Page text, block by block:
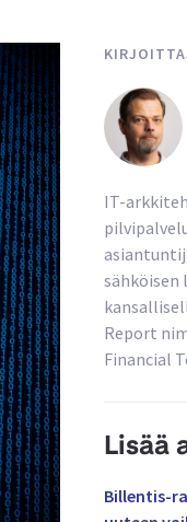
IT-
sähköisen
Report
Financial
Lisää
Billentis-